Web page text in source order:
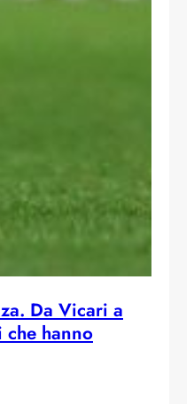
Da Vicari a
hanno